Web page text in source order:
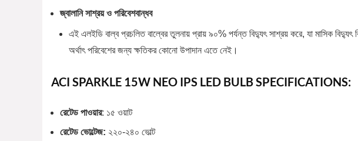
জ্বালানি সাশ্রয় ও পরিবেশবান্ধব
এই এলইডি বাল্ব প্রচলিত বাল্বের তুলনায় প্রায় ৯০% পর্যন্ত বিদ্যুৎ সাশ্রয় করে, যা মাসিক বিদ্যুৎ
অর্থাৎ পরিবেশের জন্য ক্ষতিকর কোনো উপাদান এতে নেই।
ACI SPARKLE 15W NEO IPS LED BULB SPECIFICATIONS:
রেটেড পাওয়ার: ১৫ ওয়াট
রেটেড ভোল্টেজ: ২২০-২৪০ ভোল্ট